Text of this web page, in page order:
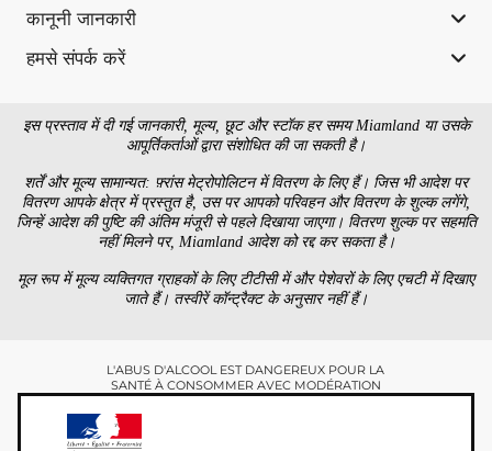
कानूनी जानकारी
हमसे संपर्क करें
इस प्रस्ताव में दी गई जानकारी, मूल्य, छूट और स्टॉक हर समय Miamland या उसके
आपूर्तिकर्ताओं द्वारा संशोधित की जा सकती है।
शर्तें और मूल्य सामान्यत: फ़्रांस मेट्रोपोलिटन में वितरण के लिए हैं। जिस भी आदेश पर
वितरण आपके क्षेत्र में प्रस्तुत है, उस पर आपको परिवहन और वितरण के शुल्क लगेंगे,
जिन्हें आदेश की पुष्टि की अंतिम मंजूरी से पहले दिखाया जाएगा। वितरण शुल्क पर सहमति
नहीं मिलने पर, Miamland आदेश को रद्द कर सकता है।
मूल रूप में मूल्य व्यक्तिगत ग्राहकों के लिए टीटीसी में और पेशेवरों के लिए एचटी में दिखाए
जाते हैं। तस्वीरें कॉन्ट्रैक्ट के अनुसार नहीं हैं।
L'ABUS D'ALCOOL EST DANGEREUX POUR LA
SANTÉ À CONSOMMER AVEC MODÉRATION